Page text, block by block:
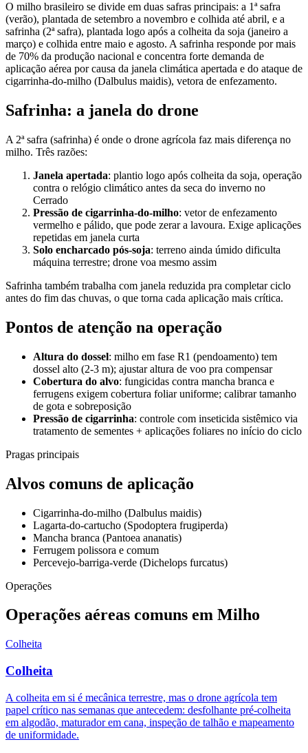
O milho brasileiro se divide em duas safras principais: a 1ª safra
(verão), plantada de setembro a novembro e colhida até abril, e a
safrinha (2ª safra), plantada logo após a colheita da soja (janeiro a
março) e colhida entre maio e agosto. A safrinha responde por mais
de 70% da produção nacional e concentra forte demanda de
aplicação aérea por causa da janela climática apertada e do ataque de
cigarrinha-do-milho (Dalbulus maidis), vetora de enfezamento.
Safrinha: a janela do drone
A 2ª safra (safrinha) é onde o drone agrícola faz mais diferença no
milho. Três razões:
Janela apertada: plantio logo após colheita da soja, operação
contra o relógio climático antes da seca do inverno no
Cerrado
Pressão de cigarrinha-do-milho: vetor de enfezamento
vermelho e pálido, que pode zerar a lavoura. Exige aplicações
repetidas em janela curta
Solo encharcado pós-soja: terreno ainda úmido dificulta
máquina terrestre; drone voa mesmo assim
Safrinha também trabalha com janela reduzida pra completar ciclo
antes do fim das chuvas, o que torna cada aplicação mais crítica.
Pontos de atenção na operação
Altura do dossel: milho em fase R1 (pendoamento) tem
dossel alto (2-3 m); ajustar altura de voo pra compensar
Cobertura do alvo: fungicidas contra mancha branca e
ferrugens exigem cobertura foliar uniforme; calibrar tamanho
de gota e sobreposição
Pressão de cigarrinha: controle com inseticida sistêmico via
tratamento de sementes + aplicações foliares no início do ciclo
Pragas principais
Alvos comuns de aplicação
Cigarrinha-do-milho (Dalbulus maidis)
Lagarta-do-cartucho (Spodoptera frugiperda)
Mancha branca (Pantoea ananatis)
Ferrugem polissora e comum
Percevejo-barriga-verde (Dichelops furcatus)
Operações
Operações aéreas comuns em Milho
Colheita
Colheita
A colheita em si é mecânica terrestre, mas o drone agrícola tem
papel crítico nas semanas que antecedem: desfolhante pré-colheita
em algodão, maturador em cana, inspeção de talhão e mapeamento
de uniformidade.